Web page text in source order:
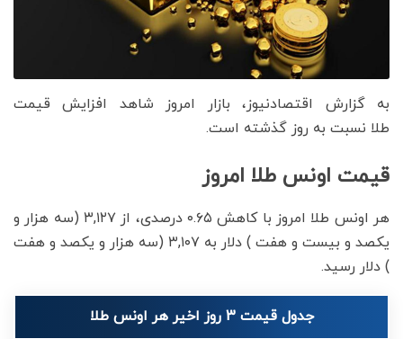
به گزارش اقتصادنیوز، بازار امروز شاهد افزایش قیمت‌‌‌‌
طلا نسبت به روز گذشته است.
قیمت اونس طلا امروز
هر اونس طلا امروز با کاهش ۰.۶۵ درصدی، از ۳,۱۲۷ (سه هزار و
یکصد و بیست و هفت ) دلار به ۳,۱۰۷ (سه هزار و یکصد و هفت
) دلار رسید.
جدول قیمت 3 روز اخیر هر اونس طلا